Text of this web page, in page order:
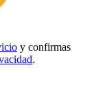
y confirmas
.